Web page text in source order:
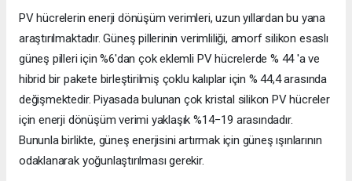
PV hücrelerin enerji dönüşüm verimleri, uzun yıllardan bu yana
araştırılmaktadır. Güneş pillerinin verimliliği, amorf silikon esaslı
güneş pilleri için %6'dan çok eklemli PV hücrelerde % 44 'a ve
hibrid bir pakete birleştirilmiş çoklu kalıplar için % 44,4 arasında
değişmektedir. Piyasada bulunan çok kristal silikon PV hücreler
için enerji dönüşüm verimi yaklaşık %14−19 arasındadır.
Bununla birlikte, güneş enerjisini artırmak için güneş ışınlarının
odaklanarak yoğunlaştırılması gerekir.